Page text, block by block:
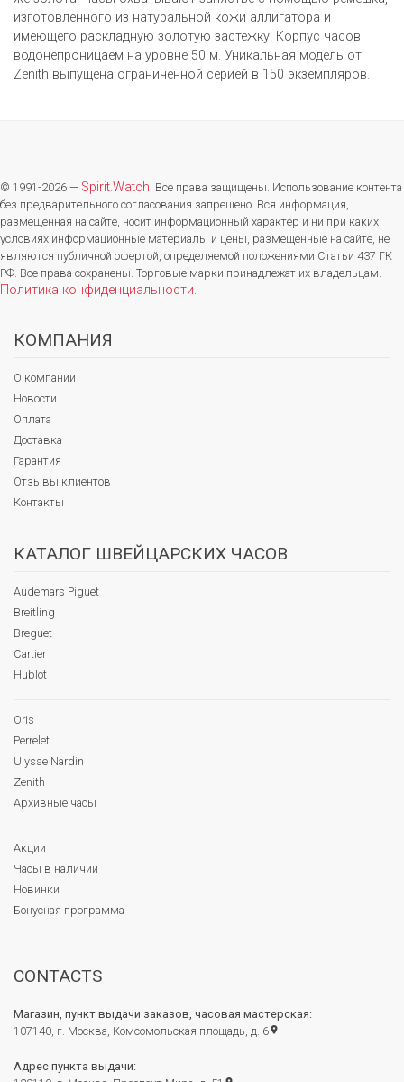
изготовленного из натуральной кожи аллигатора и
имеющего раскладную золотую застежку. Корпус часов
водонепроницаем на уровне 50 м. Уникальная модель от
Zenith выпущена ограниченной серией в 150 экземпляров.
© 1991-2026 — Spirit.Watch. Все права защищены. Использование контента
без предварительного согласования запрещено. Вся информация,
размещенная на сайте, носит информационный характер и ни при каких
условиях информационные материалы и цены, размещенные на сайте, не
являются публичной офертой, определяемой положениями Статьи 437 ГК
РФ. Все права сохранены. Торговые марки принадлежат их владельцам.
Политика конфиденциальности.
КОМПАНИЯ
О компании
Новости
Оплата
Доставка
Гарантия
Отзывы клиентов
Контакты
КАТАЛОГ ШВЕЙЦАРСКИХ ЧАСОВ
Audemars Piguet
Breitling
Breguet
Cartier
Hublot
Oris
Perrelet
Ulysse Nardin
Zenith
Архивные часы
Акции
Часы в наличии
Новинки
Бонусная программа
CONTACTS
Магазин, пункт выдачи заказов, часовая мастерская:
107140, г. Москва, Комсомольская площадь, д. 6place
Адрес пункта выдачи: